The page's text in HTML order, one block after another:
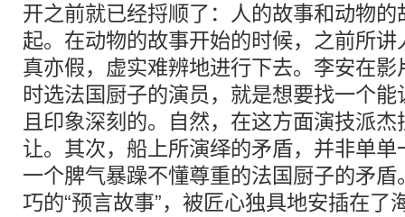
开之前就已经捋顺了：人的故事和动物
起。在动物的故事开始的时候，之前所
真亦假，虚实难辨地进行下去。李安在
时选法国厨子的演员，就是想要找一个
且印象深刻的。自然，在这方面演技派杰
让。其次，船上所演绎的矛盾，并非单
一个脾气暴躁不懂尊重的法国厨子的矛
巧的“预言故事”，被匠心独具地安插在了